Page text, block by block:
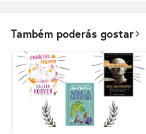
Também poderás gostar